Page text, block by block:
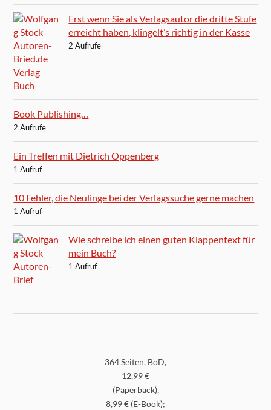
Erst wenn Sie als Verlagsautor die dritte Stufe
erreicht haben, klingelt’s richtig in der Kasse
2 Aufrufe
Book Publishing…
2 Aufrufe
Ein Treffen mit Dietrich Oppenberg
1 Aufruf
10 Fehler, die Neulinge bei der Verlagssuche gerne machen
1 Aufruf
Wie schreibe ich einen guten Klappentext für
mein Buch?
1 Aufruf
364 Seiten, BoD,
12,99 €
(Paperback),
8,99 € (E-Book);